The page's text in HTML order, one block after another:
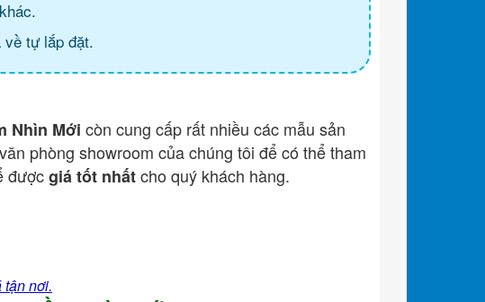
về tự lắp đặt.
Nhìn Mới còn cung cấp rất nhiều các mẫu sản
phòng showroom của chúng tôi để có thể tham
đượcgiá tốt nhấtcho quý khách hàng.
nơi.